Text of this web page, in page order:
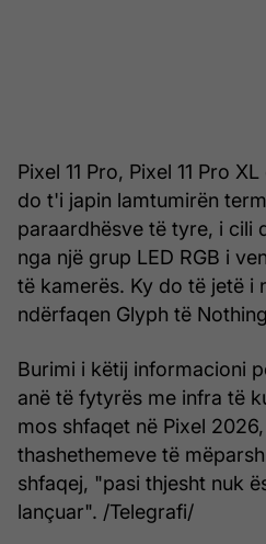
Pixel 11 Pro, Pixel 11 Pro
do t'i japin lamtumirën
paraardhësve të tyre, i cili
nga një grup LED RGB i
të kamerës. Ky do të jetë i
ndërfaqen Glyph të
Burimi i këtij informacioni
anë të fytyrës me infra të
mos shfaqet në Pixel
thashethemeve të
shfaqej, "pasi thjesht nuk
lançuar". /Telegrafi/